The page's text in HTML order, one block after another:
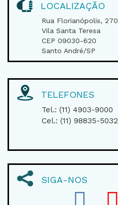
LOCALIZAÇÃO
Rua Florianópolis, 270
Vila Santa Teresa
CEP 09030-620
Santo André/SP
TELEFONES
Tel.: (11) 4903-9000
Cel.: (11) 98835-5032
SIGA-NOS